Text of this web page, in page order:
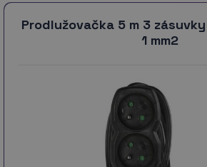
Prodlužovačka 5 m 3
1 mm2